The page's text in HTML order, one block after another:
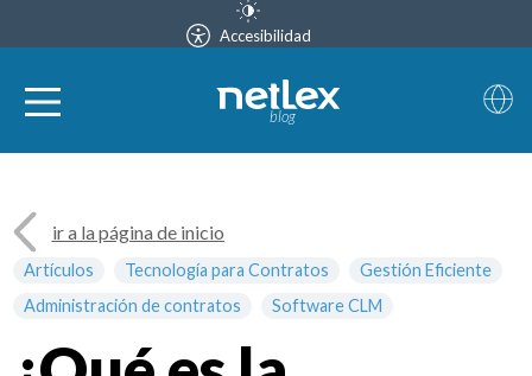
Accesibilidad
blog
Artículos Tecnología para Contratos
Gestión Eficiente
Administración de contratos
Software CLM
ir a la página de inicio